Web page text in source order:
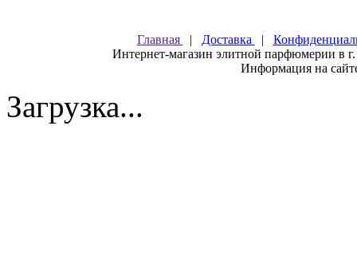
Главная | Доставка |
Интернет-магазин элитной парфюмерии в
Информация на
Загрузка...